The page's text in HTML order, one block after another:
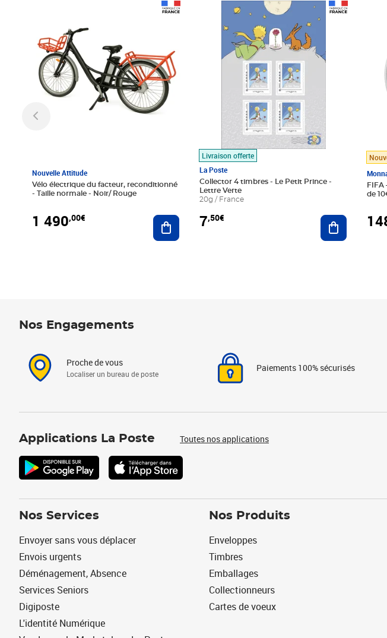
Nouvelle Attitude
Vélo électrique du facteur, reconditionné
- Taille normale - Noir/ Rouge
1 490,00€ Ajouter au panier
Livraison offerte
La Poste
Collector 4 timbres - Le Petit Prince -
Lettre Verte
20g / France
7,50€
Prix 7,50€
Ajouter au
FIFA
de
Nos Engagements
Proche de vous
Localiser un bureau de poste
Paiements 100% sécurisés
Applications La Poste Toutes nos applications
Nos Services
Envoyer sans vous déplacer
Envois urgents
Déménagement, Absence
Services Seniors
Digiposte
L'identité Numérique
Nos Produits
Enveloppes
Timbres
Emballages
Collectionneurs
Cartes de voeux